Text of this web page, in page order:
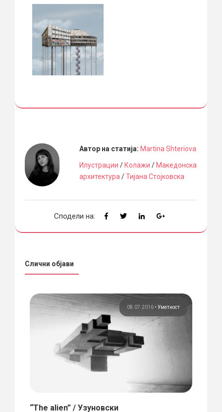
Автор на статија: Martina Shteriova
Илустрации / Колажи / Македонска
архитектура /Тијана Стојковска
Сподели на:
Слични објави
08.07.2016 • Уметност
“The alien” / Узуновски